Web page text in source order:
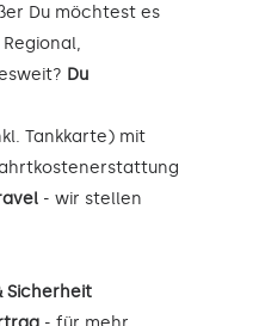
Du möchtest es
Regional,
Du
Tankkarte) mit
- wir stellen
Sicherheit